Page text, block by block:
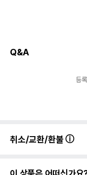
Q&A
등
취소/교환/환불